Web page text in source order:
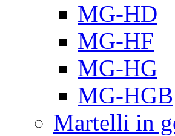
MG-HD
MG-HF
MG-HG
MG-HGB
Martelli in